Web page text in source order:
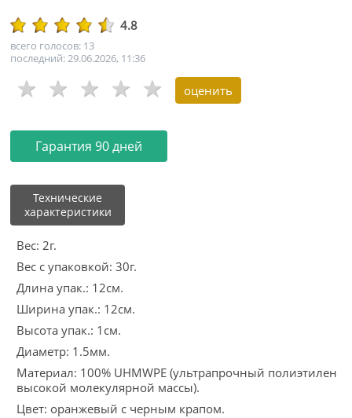
4.8
всего голосов: 13
последний: 29.06.2026, 11:36
Гарантия 90 дней
Технические
характеристики
Вес: 2г.
Вес с упаковкой: 30г.
Длина упак.: 12см.
Ширина упак.: 12см.
Высота упак.: 1см.
Диаметр: 1.5мм.
Материал: 100% UHMWPE (ультрапрочный полиэтилен
высокой молекулярной массы).
Цвет: оранжевый с черным крапом.